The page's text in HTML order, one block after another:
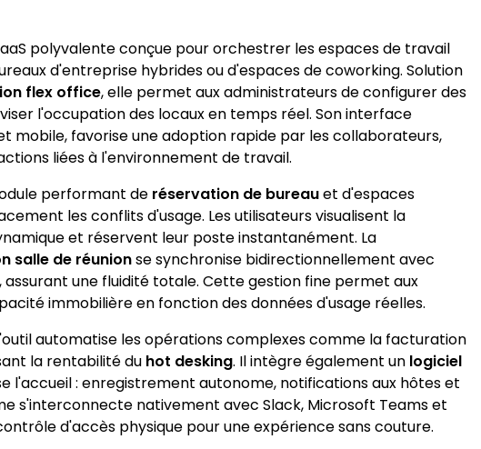
polyvalente conçue pour orchestrer les espaces de travail
d'entreprise hybrides ou d'espaces de coworking. Solution
flex office, elle permet aux administrateurs de configurer des
l'occupation des locaux en temps réel. Son interface
mobile, favorise une adoption rapide par les collaborateurs,
liées à l'environnement de travail.
performant de réservation de bureauet d'espaces
les conflits d'usage. Les utilisateurs visualisent la
et réservent leur poste instantanément. La
salle de réunionse synchronise bidirectionnellement avec
une fluidité totale. Cette gestion fine permet aux
immobilière en fonction des données d'usage réelles.
automatise les opérations complexes comme la facturation
la rentabilité du hot desking. Il intègre également un logiciel
l'accueil : enregistrement autonome, notifications aux hôtes et
s'interconnecte nativement avec Slack, Microsoft Teams et
d'accès physique pour une expérience sans couture.